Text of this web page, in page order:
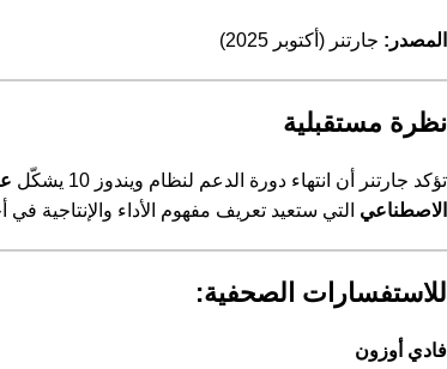
المصدر: جارتنر (أكتوبر 2025)
نظرة مستقبلية
تؤكد جارتنر أن انتهاء دورة الدعم لنظام ويندوز 10 يشكّل
الاصطناعي التي ستعيد تعريف مفهوم الأداء والإنتاجية
للاستفسارات الصحفية:
فادي أوزون